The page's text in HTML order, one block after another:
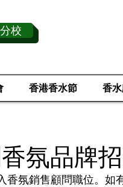
校
香港香水節 香
氛品牌
香氛銷售顧問職位。如